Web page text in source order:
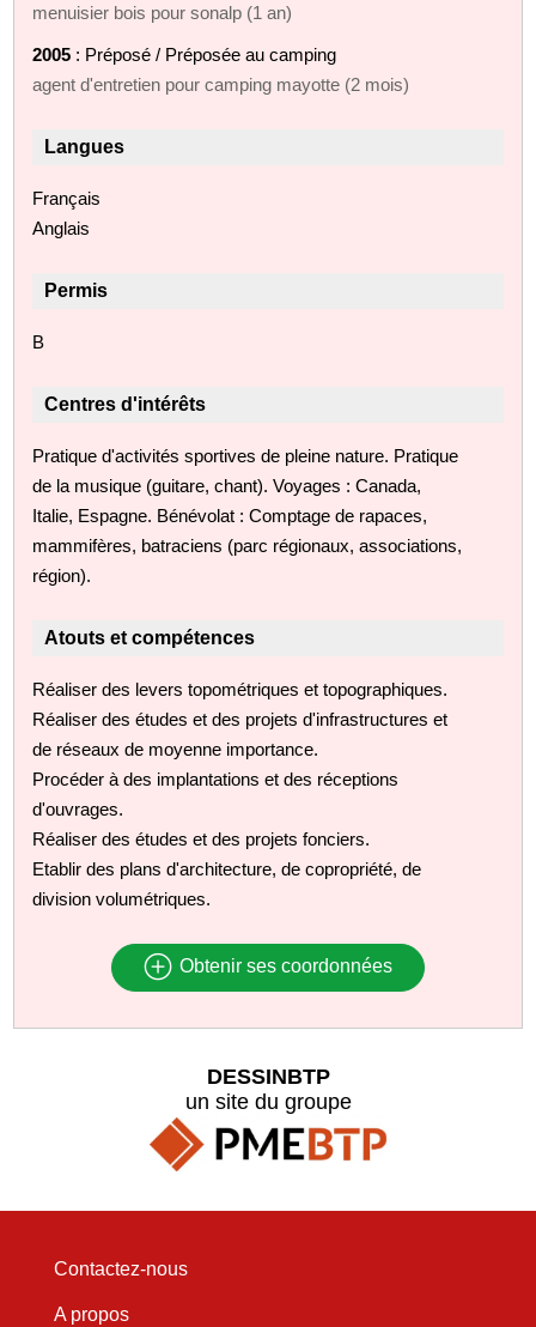
menuisier bois pour sonalp (1 an)
2005 : Préposé / Préposée au camping
agent d'entretien pour camping mayotte (2 mois)
Langues
Français
Anglais
Permis
B
Centres d'intérêts
Pratique d'activités sportives de pleine nature. Pratique
de la musique (guitare, chant). Voyages : Canada,
Italie, Espagne. Bénévolat : Comptage de rapaces,
mammifères, batraciens (parc régionaux, associations,
région).
Atouts et compétences
Réaliser des levers topométriques et topographiques.
Réaliser des études et des projets d'infrastructures et
de réseaux de moyenne importance.
Procéder à des implantations et des réceptions
d'ouvrages.
Réaliser des études et des projets fonciers.
Etablir des plans d'architecture, de copropriété, de
division volumétriques.
Obtenir ses coordonnées
DESSINBTP
un site du groupe
Contactez-nous
A propos